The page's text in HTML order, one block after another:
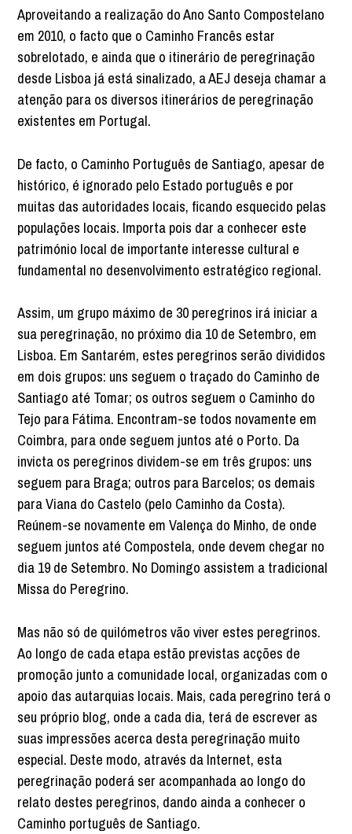
Aproveitando a realização do Ano Santo Compostelano
em 2010, o facto que o Caminho Francês estar
sobrelotado, e ainda que o itinerário de peregrinação
desde Lisboa já está sinalizado, a AEJ deseja chamar a
atenção para os diversos itinerários de peregrinação
existentes em Portugal.
De facto, o Caminho Português de Santiago, apesar de
histórico, é ignorado pelo Estado português e por
muitas das autoridades locais, ficando esquecido pelas
populações locais. Importa pois dar a conhecer este
património local de importante interesse cultural e
fundamental no desenvolvimento estratégico regional.
Assim, um grupo máximo de 30 peregrinos irá iniciar a
sua peregrinação, no próximo dia 10 de Setembro, em
Lisboa. Em Santarém, estes peregrinos serão divididos
em dois grupos: uns seguem o traçado do Caminho de
Santiago até Tomar; os outros seguem o Caminho do
Tejo para Fátima. Encontram-se todos novamente em
Coimbra, para onde seguem juntos até o Porto. Da
invicta os peregrinos dividem-se em três grupos: uns
seguem para Braga; outros para Barcelos; os demais
para Viana do Castelo (pelo Caminho da Costa).
Reúnem-se novamente em Valença do Minho, de onde
seguem juntos até Compostela, onde devem chegar no
dia 19 de Setembro. No Domingo assistem a tradicional
Missa do Peregrino.
Mas não só de quilómetros vão viver estes peregrinos.
Ao longo de cada etapa estão previstas acções de
promoção junto a comunidade local, organizadas com o
apoio das autarquias locais. Mais, cada peregrino terá o
seu próprio blog, onde a cada dia, terá de escrever as
suas impressões acerca desta peregrinação muito
especial. Deste modo, através da Internet, esta
peregrinação poderá ser acompanhada ao longo do
relato destes peregrinos, dando ainda a conhecer o
Caminho português de Santiago.